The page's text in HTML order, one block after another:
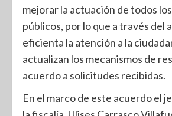
mejorar la actuación de todos
públicos, por lo que a través del
eficienta la atención a la
actualizan los mecanismos de
acuerdo a solicitudes recibidas.
En el marco de este acuerdo el